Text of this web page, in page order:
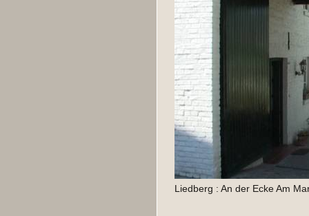
Liedberg : An der Ecke Am